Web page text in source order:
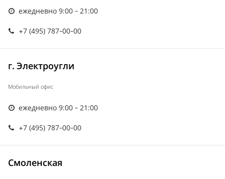
ежедневно 9:00 - 21:00
+7 (495) 787-00-00
г. Электроугли
Мобильный офис
ежедневно 9:00 - 21:00
+7 (495) 787-00-00
Смоленская